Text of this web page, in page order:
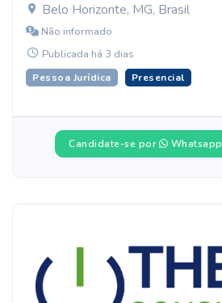
Belo Horizonte, MG, Brasil
Não informado
Publicada há 3 dias
Pessoa Jurídica Presencial
Candidate-se por Whatsapp